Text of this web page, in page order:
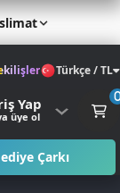
Türkçe / TL
Yap
üye ol
Çarkı